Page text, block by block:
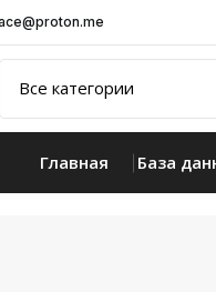
Главная База